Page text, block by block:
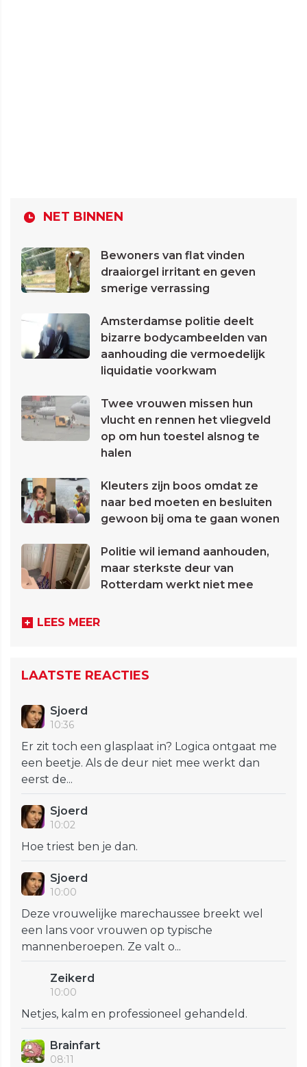
NET BINNEN
Bewoners van flat vinden
draaiorgel irritant en geven
smerige verrassing
Amsterdamse politie deelt
bizarre bodycambeelden van
aanhouding die vermoedelijk
liquidatie voorkwam
Twee vrouwen missen hun
vlucht en rennen het vliegveld
op om hun toestel alsnog te
halen
Kleuters zijn boos omdat ze
naar bed moeten en besluiten
gewoon bij oma te gaan wonen
Politie wil iemand aanhouden,
maar sterkste deur van
Rotterdam werkt niet mee
LEES MEER
LAATSTE REACTIES
Sjoerd
10:36
Er zit toch een glasplaat in? Logica ontgaat me
een beetje. Als de deur niet mee werkt dan
eerst de...
Sjoerd
10:02
Hoe triest ben je dan.
Sjoerd
10:00
Deze vrouwelijke marechaussee breekt wel
een lans voor vrouwen op typische
mannenberoepen. Ze valt o...
Zeikerd
10:00
Netjes, kalm en professioneel gehandeld.
Brainfart
08:11